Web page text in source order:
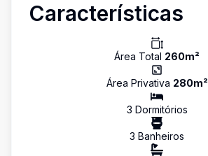
Características
Área Total 260m²
Área Privativa 280m²
3 Dormitórios
3 Banheiros